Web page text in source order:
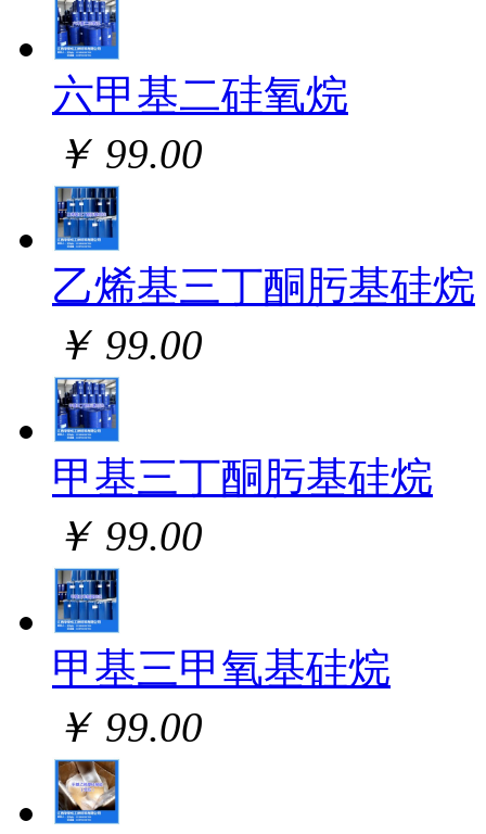
六甲基二硅氧烷
￥ 99.00
乙烯基三丁酮肟基硅烷
￥ 99.00
甲基三丁酮肟基硅烷
￥ 99.00
甲基三甲氧基硅烷
￥ 99.00